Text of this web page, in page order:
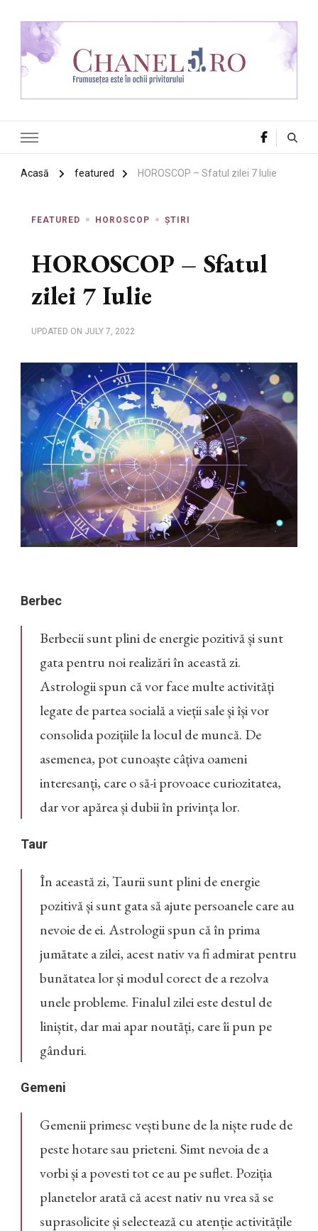
Acasă featured HOROSCOP – Sfatul zilei 7 Iulie
FEATURED HOROSCOP ȘTIRI
HOROSCOP – Sfatul
zilei 7 Iulie
UPDATED ON JULY 7, 2022
Berbec
Berbecii sunt plini de energie pozitivă și sunt
gata pentru noi realizări în această zi.
Astrologii spun că vor face multe activități
legate de partea socială a vieții sale și își vor
consolida pozițiile la locul de muncă. De
asemenea, pot cunoaște câțiva oameni
interesanți, care o să-i provoace curiozitatea,
dar vor apărea și dubii în privința lor.
Taur
În această zi, Taurii sunt plini de energie
pozitivă și sunt gata să ajute persoanele care au
nevoie de ei. Astrologii spun că în prima
jumătate a zilei, acest nativ va fi admirat pentru
bunătatea lor și modul corect de a rezolva
unele probleme. Finalul zilei este destul de
liniștit, dar mai apar noutăți, care îi pun pe
gânduri.
Gemeni
Gemenii primesc vești bune de la niște rude de
peste hotare sau prieteni. Simt nevoia de a
vorbi și a povesti tot ce au pe suflet. Poziția
planetelor arată că acest nativ nu vrea să se
suprasolicite și selectează cu atenție activitățile